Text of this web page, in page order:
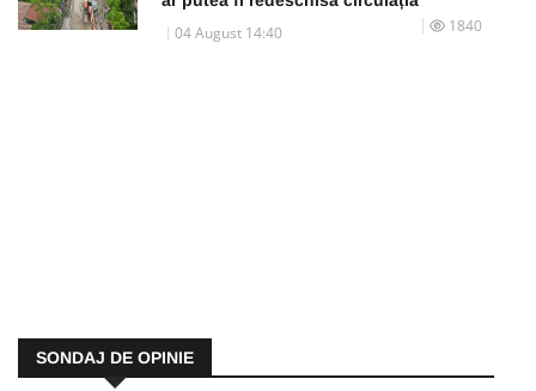
04 August 14:40 1840
SONDAJ DE OPINIE